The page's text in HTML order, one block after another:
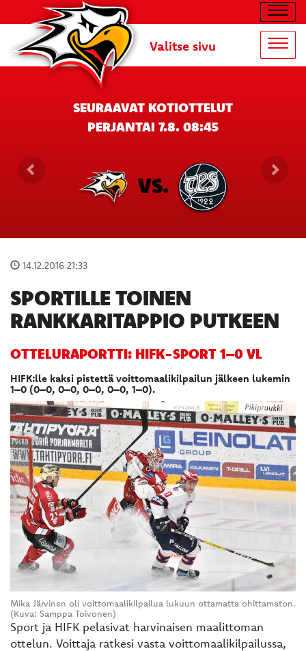
Valitse sivu
SEURAAVAT KOTIOTTELUT
PERJANTAI 7.8. 08:45
VS.
14.12.2016 21:33
SPORTILLE TOINEN
RANKKARITAPPIO PUTKEEN
OTTELURAPORTTI: HIFK-SPORT 1–0 VL
HIFK:lle kaksi pistettä voittomaalikilpailun jälkeen lukemin
1–0 (0–0, 0–0, 0–0, 0–0, 1–0).
Mika Järvinen oli voittomaalikilpailua lukuun ottamatta ohittamaton.
(Kuva: Samppa Toivonen)
Sport ja HIFK pelasivat harvinaisen maalittoman
ottelun. Voittaja ratkesi vasta voittomaalikilpailussa,